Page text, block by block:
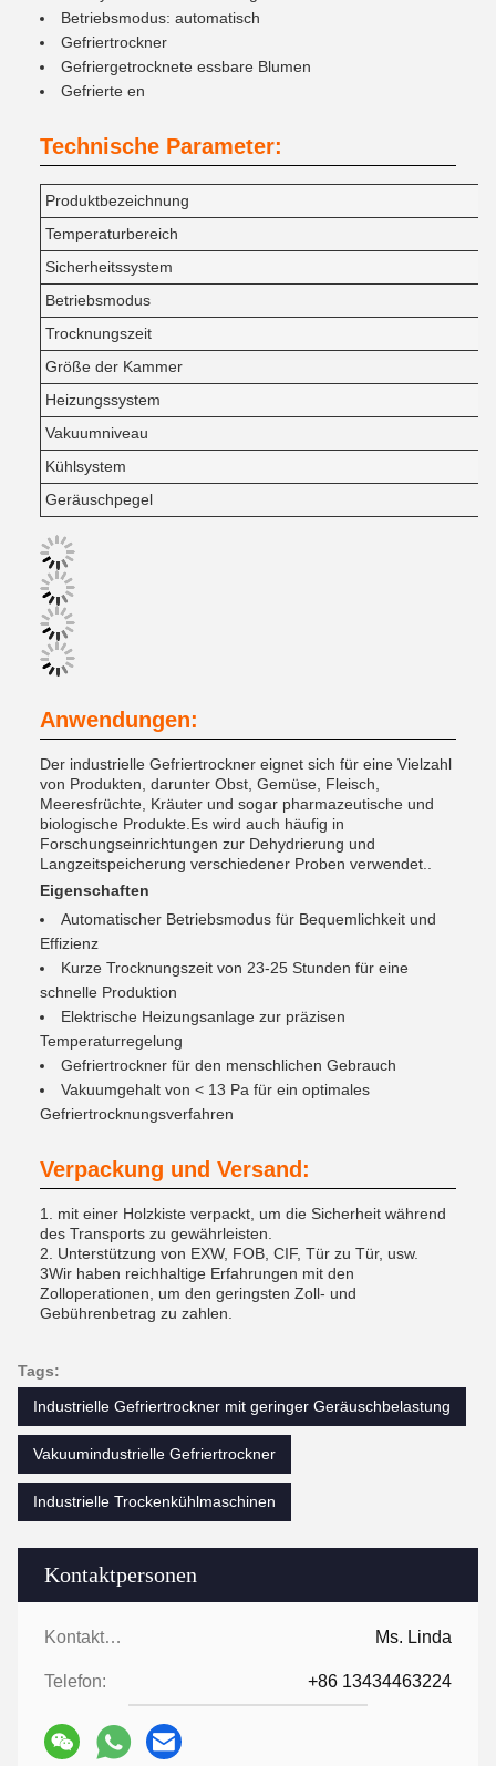
Kontaktpersonen
Kontaktpersonen: Ms. Linda
Telefon: +86 13434463224
Betriebsmodus: automatisch
Gefriertrockner
Gefriergetrocknete essbare Blumen
Gefrierte en
Technische Parameter:
Produktbezeichnung
Temperaturbereich
Sicherheitssystem
Betriebsmodus
Trocknungszeit
Größe der Kammer
Heizungssystem
Vakuumniveau
Kühlsystem
Geräuschpegel
Anwendungen:
Der industrielle Gefriertrockner eignet sich für eine Vielzahl
von Produkten, darunter Obst, Gemüse, Fleisch,
Meeresfrüchte, Kräuter und sogar pharmazeutische und
biologische Produkte.Es wird auch häufig in
Forschungseinrichtungen zur Dehydrierung und
Langzeitspeicherung verschiedener Proben verwendet..
Eigenschaften
Automatischer Betriebsmodus für Bequemlichkeit und
Effizienz
Kurze Trocknungszeit von 23-25 Stunden für eine
schnelle Produktion
Elektrische Heizungsanlage zur präzisen
Temperaturregelung
Gefriertrockner für den menschlichen Gebrauch
Vakuumgehalt von < 13 Pa für ein optimales
Gefriertrocknungsverfahren
Verpackung und Versand:
1. mit einer Holzkiste verpackt, um die Sicherheit während
des Transports zu gewährleisten.
2. Unterstützung von EXW, FOB, CIF, Tür zu Tür, usw.
3Wir haben reichhaltige Erfahrungen mit den
Zolloperationen, um den geringsten Zoll- und
Gebührenbetrag zu zahlen.
Tags:
Industrielle Gefriertrockner mit geringer Geräuschbelastung
Vakuumindustrielle Gefriertrockner
Industrielle Trockenkühlmaschinen